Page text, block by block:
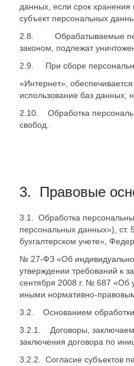
данных, если срок
субъект персональных
2.8. Обрабатываемые
законом, подлежат
2.9. При сборе
«Интернет»,
использование баз данных,
2.10. Обработка
свобод.
3. Правовые
3.1. Обработка
персональных данных»),
бухгалтерском учете»,
№ 27-ФЗ «Об
утверждении требований к
сентября 2008 г. № 687 «Об
иными нормативно-
3.2. Основанием обработки
3.2.1. Договоры,
заключения договора по
3.2.2. Согласие субъектов